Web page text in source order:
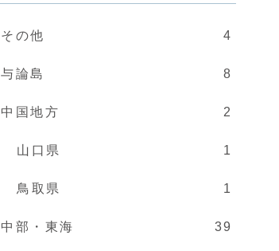
その他 4
与論島 8
中国地方 2
山口県 1
鳥取県 1
中部・東海 39